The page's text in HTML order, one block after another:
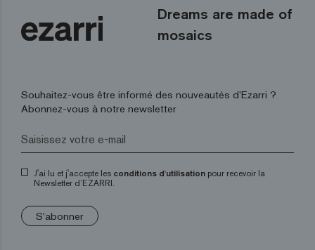
Dreams are made of
mosaics
Souhaitez-vous être informé des nouveautés d’Ezarri ?
Abonnez-vous à notre newsletter
J'ai lu et j'accepte les conditions d'utilisation pour recevoir la
Newsletter d’EZARRI.
S'abonner